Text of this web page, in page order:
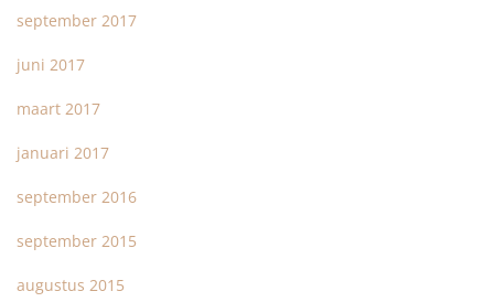
september 2017
juni 2017
maart 2017
januari 2017
september 2016
september 2015
augustus 2015